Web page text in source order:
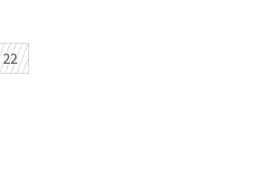
niedostępna.)
obecnie niedostępna.)
jest obecnie niedostępna.)
22
(Ta opcja jest obecnie niedostępna.)
niedostępna.)
jest obecnie niedostępna.)